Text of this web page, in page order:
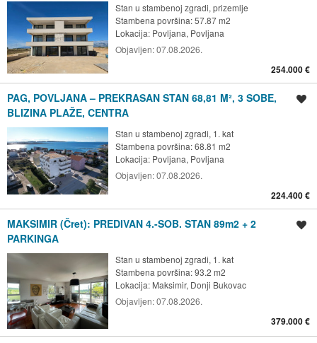
Stan u stambenoj zgradi, prizemlje
Stambena površina: 57.87 m2
Lokacija: Povljana, Povljana
Objavljen:07.08.2026.
254.000 €
PAG, POVLJANA – PREKRASAN STAN 68,81 M², 3 SOBE,
BLIZINA PLAŽE, CENTRA
Stan u stambenoj zgradi, 1. kat
Stambena površina: 68.81 m2
Lokacija: Povljana, Povljana
Objavljen:07.08.2026.
224.400 €
MAKSIMIR (Čret): PREDIVAN 4.-SOB. STAN 89m2 + 2
PARKINGA
Stan u stambenoj zgradi, 1. kat
Stambena površina: 93.2 m2
Lokacija: Maksimir, Donji Bukovac
Objavljen:07.08.2026.
379.000 €